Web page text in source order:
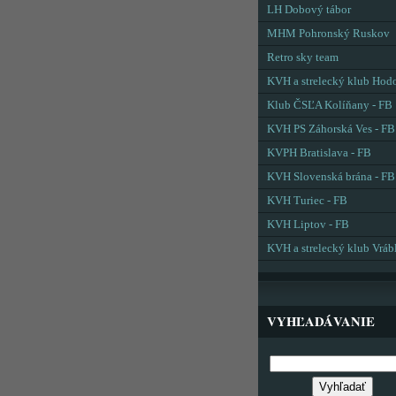
LH Dobový tábor
MHM Pohronský Ruskov
Retro sky team
KVH a strelecký klub
Klub ČSĽA Kolíňany - FB
KVH PS Záhorská Ves - FB
KVPH Bratislava - FB
KVH Slovenská brána - FB
KVH Turiec - FB
KVH Liptov - FB
KVH a strelecký klub
VYHĽADÁVANIE